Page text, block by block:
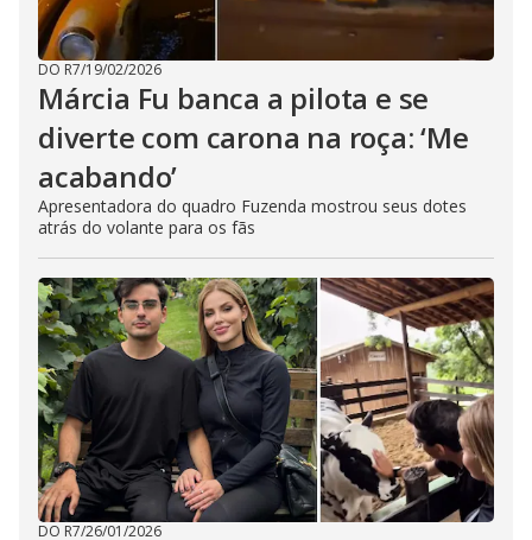
DO R7/19/02/2026
Márcia Fu banca a pilota e se
diverte com carona na roça: ‘Me
acabando’
Apresentadora do quadro Fuzenda mostrou seus dotes
atrás do volante para os fãs
DO R7/26/01/2026